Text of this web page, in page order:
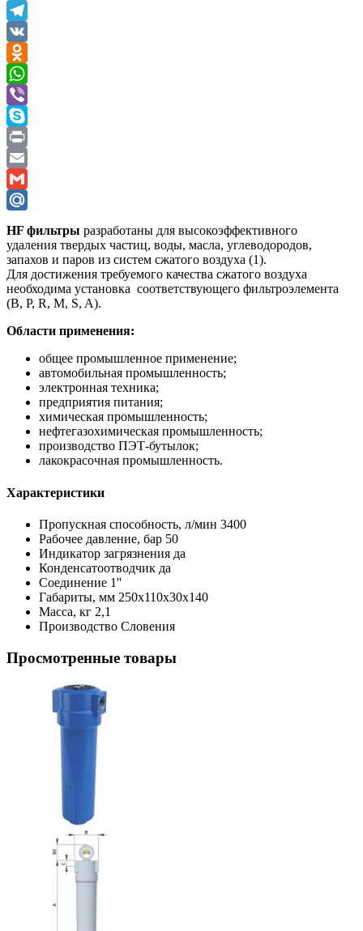
Telegram
VK
Odnoklassniki
WhatsApp
Viber
Skype
Print
Email
Gmail
HF фильтры разработаны для высокоэффективного
удаления твердых частиц, воды, масла, углеводородов,
запахов и паров из систем сжатого воздуха (1).
Для достижения требуемого качества сжатого воздуха
необходима установка соответствующего фильтроэлемента
(B, P, R, M, S, A).
Области применения:
общее промышленное применение;
автомобильная промышленность;
электронная техника;
предприятия питания;
химическая промышленность;
нефтегазохимическая промышленность;
производство ПЭТ-бутылок;
лакокрасочная промышленность.
Характеристики
Пропускная способность, л/мин 3400
Рабочее давление, бар 50
Индикатор загрязнения да
Конденсатоотводчик да
Соединение 1''
Габариты, мм 250х110х30х140
Масса, кг 2,1
Производство Словения
Просмотренные товары